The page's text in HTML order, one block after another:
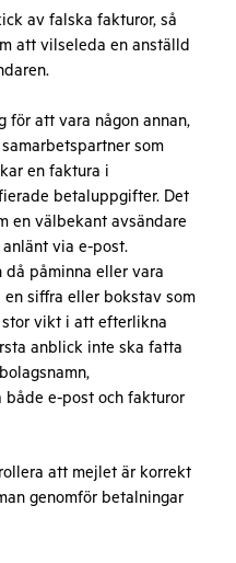
av falska fakturor, så
att vilseleda en anställd
för att vara någon annan,
som
en faktura i
betaluppgifter. Det
en välbekant avsändare
via e-post.
då påminna eller vara
siffra eller bokstav som
vikt i att efterlikna
anblick inte ska fatta
e-post och fakturor
att mejlet är korrekt
genomför betalningar